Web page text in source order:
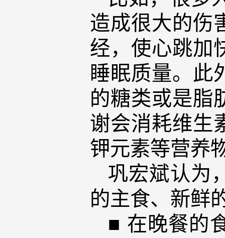
造成很大的伤
经，使心跳加
睡眠质量。此
的糖类或是脂
谢会消耗维生
钾元素等营养
巩宏斌认为
的主食、新鲜
■ 在晚餐的